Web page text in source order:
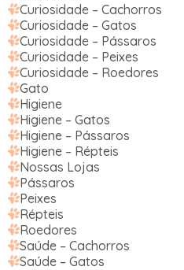
Curiosidade – Cachorros
Curiosidade – Gatos
Curiosidade – Pássaros
Curiosidade – Peixes
Curiosidade – Roedores
Gato
Higiene
Higiene – Gatos
Higiene – Pássaros
Higiene – Répteis
Nossas Lojas
Pássaros
Peixes
Répteis
Roedores
Saúde – Cachorros
Saúde – Gatos